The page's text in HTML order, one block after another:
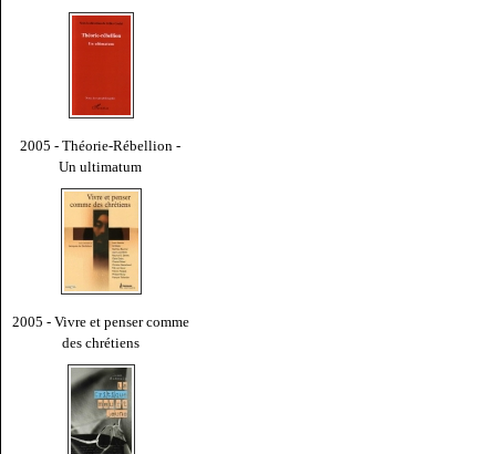
2005 - Théorie-Rébellion -
Un ultimatum
2005 - Vivre et penser comme
des chrétiens